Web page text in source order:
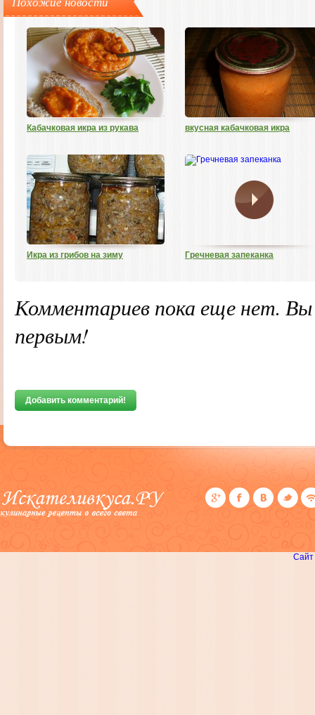
Кабачковая икра из рукава вкусная кабачковая икра
Икра из грибов на зиму Гречневая запеканка
Комментариев пока еще нет.
первым!
Добавить комментарий!
Сайт